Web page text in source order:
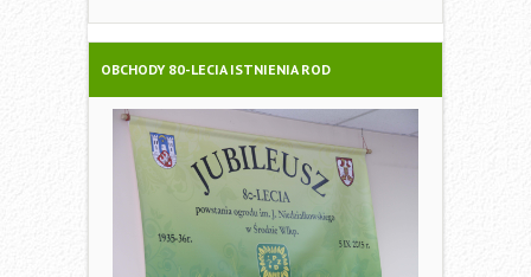
OBCHODY 80-LECIA ISTNIENIA ROD